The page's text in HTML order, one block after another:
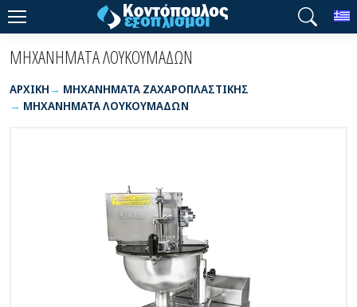
ΜΗΧΑΝΗΜΑΤΑ ΛΟΥΚΟΥΜΑΔΩΝ
ΑΡΧΙΚΉ
ΜΗΧΑΝΗΜΑΤΑ ΖΑΧΑΡΟΠΛΑΣΤΙΚΗΣ
ΜΗΧΑΝΗΜΑΤΑ ΛΟΥΚΟΥΜΑΔΩΝ